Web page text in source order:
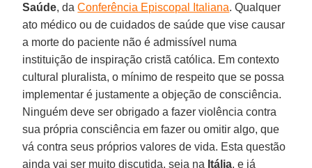
Saúde, daConferência Episcopal Italiana. Qualquer
ato médico ou de cuidados de saúde que vise causar
a morte do paciente não é admissível numa
instituição de inspiração cristã católica. Em contexto
cultural pluralista, o mínimo de respeito que se possa
implementar é justamente a objeção de consciência.
Ninguém deve ser obrigado a fazer violência contra
sua própria consciência em fazer ou omitir algo, que
vá contra seus próprios valores de vida. Esta questão
ainda vai ser muito discutida, seja na Itália, e já